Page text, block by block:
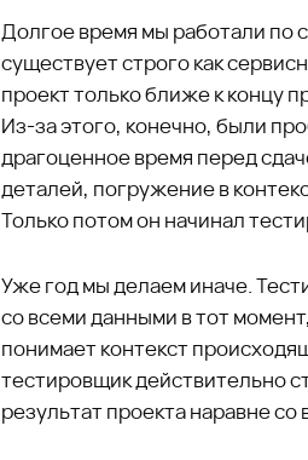
Долгое время мы работали по
существует строго как
проект только ближе к концу
Из-за этого, конечно, были
драгоценное время перед
деталей, погружение в
Только потом он начинал
Уже год мы делаем иначе.
со всеми данными в тот
понимает контекст
тестировщик действительно
результат проекта наравне со